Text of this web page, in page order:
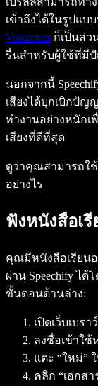
เข้าถึงได้ในรูปแ
Voiceoverก็เป็นส่ว
รื่นสำหรับผู้ใช้ที่มี
นอกจากนี้
เสียงได้บุกเบิกปัญ
ทำงานอย่างหนักเ
เสียงที่ดีที่สุด
ดูว่าคุณสามารถใช้
อย่างไร
ฟังหนังสือเรี
คุณมีหนังสือเรียน
ผ่าน Speechify ได้
ขั้นตอนด้านล่าง:
เปิดเว็บเบร
ลงชื่อเข้าใ
แตะ “ใหม่”
คลิก “เอกส